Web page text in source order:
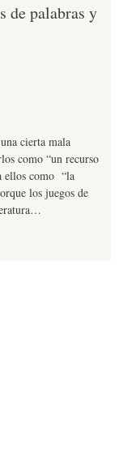
de palabras y
cierta mala
como “un recurso
ellos como “la
los juegos de